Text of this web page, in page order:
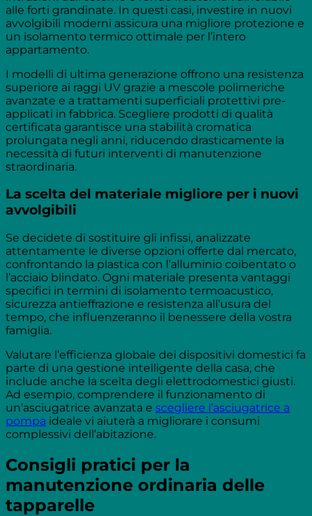
alle forti grandinate. In questi casi, investire in nuovi
avvolgibili moderni assicura una migliore protezione e
un isolamento termico ottimale per l’intero
appartamento.
I modelli di ultima generazione offrono una resistenza
superiore ai raggi UV grazie a mescole polimeriche
avanzate e a trattamenti superficiali protettivi pre-
applicati in fabbrica. Scegliere prodotti di qualità
certificata garantisce una stabilità cromatica
prolungata negli anni, riducendo drasticamente la
necessità di futuri interventi di manutenzione
straordinaria.
La scelta del materiale migliore per i nuovi
avvolgibili
Se decidete di sostituire gli infissi, analizzate
attentamente le diverse opzioni offerte dal mercato,
confrontando la plastica con l’alluminio coibentato o
l’acciaio blindato. Ogni materiale presenta vantaggi
specifici in termini di isolamento termoacustico,
sicurezza antieffrazione e resistenza all’usura del
tempo, che influenzeranno il benessere della vostra
famiglia.
Valutare l’efficienza globale dei dispositivi domestici fa
parte di una gestione intelligente della casa, che
include anche la scelta degli elettrodomestici giusti.
Ad esempio, comprendere il funzionamento di
un’asciugatrice avanzata e scegliere l’asciugatrice a
pompa ideale vi aiuterà a migliorare i consumi
complessivi dell’abitazione.
Consigli pratici per la
manutenzione ordinaria delle
tapparelle